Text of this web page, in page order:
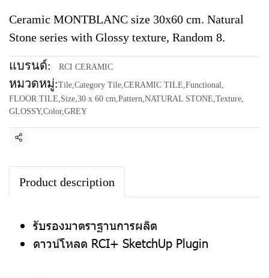
Ceramic MONTBLANC size 30x60 cm. Natural
Stone series with Glossy texture, Random 8.
แบรนด์: RCI CERAMIC
หมวดหมู่:Tile,Category Tile,CERAMIC TILE,Functional,
FLOOR TILE,Size,30 x 60 cm,Pattern,NATURAL STONE,Texture,
GLOSSY,Color,GREY
แชร์
Product description
รับรองมาตราฐานการผลิต
ดาวน์โหลด RCI+ SketchUp Plugin